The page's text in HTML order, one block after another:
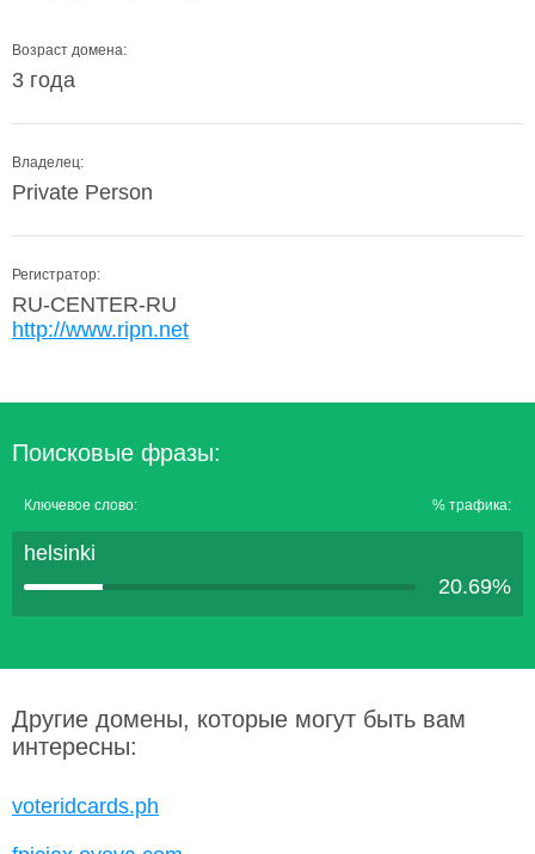
Возраст домена:
3 года
Владелец:
Private Person
Регистратор:
RU-CENTER-RU
http://www.ripn.net
Поисковые фразы:
Ключевое слово: % трафика:
helsinki
20.69%
Другие домены, которые могут быть вам
интересны:
voteridcards.ph